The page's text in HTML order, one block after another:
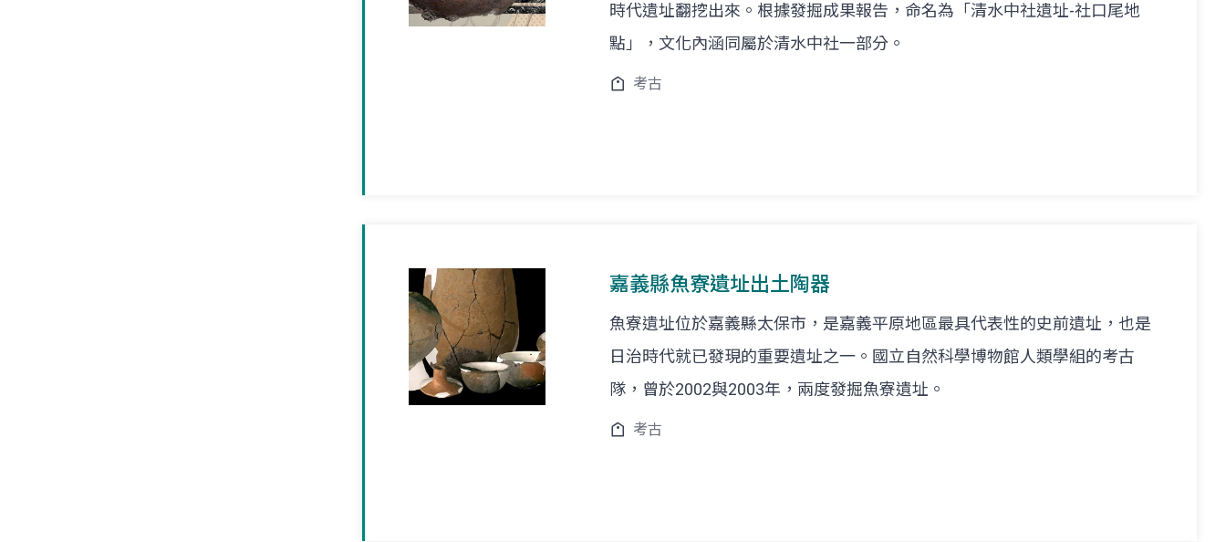
時代遺址翻挖出來。根據發掘成果報告，命名為「清水中社遺址-社口尾地
點」，文化內涵同屬於清水中社一部分。
考古
嘉義縣魚寮遺址出土陶器
魚寮遺址位於嘉義縣太保市，是嘉義平原地區最具代表性的史前遺址，也是
日治時代就已發現的重要遺址之一。國立自然科學博物館人類學組的考古
隊，曾於2002與2003年，兩度發掘魚寮遺址。
考古